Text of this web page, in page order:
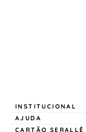
INSTITUCIONAL
AJUDA
CARTÃO SERALLÊ